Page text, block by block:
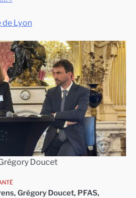
Lyon
Doucet
, Grégory Doucet, PFAS,